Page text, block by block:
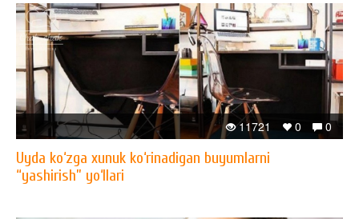
0
0
11721
Uyda ko‘zga xunuk ko‘rinadigan buyumlarni
“yashirish” yo‘llari